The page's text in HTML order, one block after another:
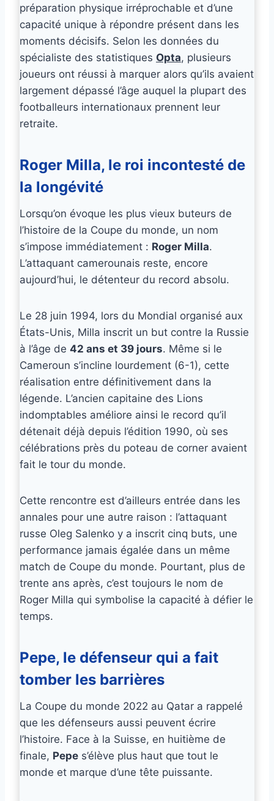
préparation physique irréprochable et d’une
capacité unique à répondre présent dans les
moments décisifs. Selon les données du
spécialiste des statistiques Opta, plusieurs
joueurs ont réussi à marquer alors qu’ils avaient
largement dépassé l’âge auquel la plupart des
footballeurs internationaux prennent leur
retraite.
Roger Milla, le roi incontesté de
la longévité
Lorsqu’on évoque les plus vieux buteurs de
l’histoire de la Coupe du monde, un nom
s’impose immédiatement : Roger Milla.
L’attaquant camerounais reste, encore
aujourd’hui, le détenteur du record absolu.
Le 28 juin 1994, lors du Mondial organisé aux
États-Unis, Milla inscrit un but contre la Russie
à l’âge de 42 ans et 39 jours. Même si le
Cameroun s’incline lourdement (6-1), cette
réalisation entre définitivement dans la
légende. L’ancien capitaine des Lions
indomptables améliore ainsi le record qu’il
détenait déjà depuis l’édition 1990, où ses
célébrations près du poteau de corner avaient
fait le tour du monde.
Cette rencontre est d’ailleurs entrée dans les
annales pour une autre raison : l’attaquant
russe Oleg Salenko y a inscrit cinq buts, une
performance jamais égalée dans un même
match de Coupe du monde. Pourtant, plus de
trente ans après, c’est toujours le nom de
Roger Milla qui symbolise la capacité à défier le
temps.
Pepe, le défenseur qui a fait
tomber les barrières
La Coupe du monde 2022 au Qatar a rappelé
que les défenseurs aussi peuvent écrire
l’histoire. Face à la Suisse, en huitième de
finale, Pepe s’élève plus haut que tout le
monde et marque d’une tête puissante.